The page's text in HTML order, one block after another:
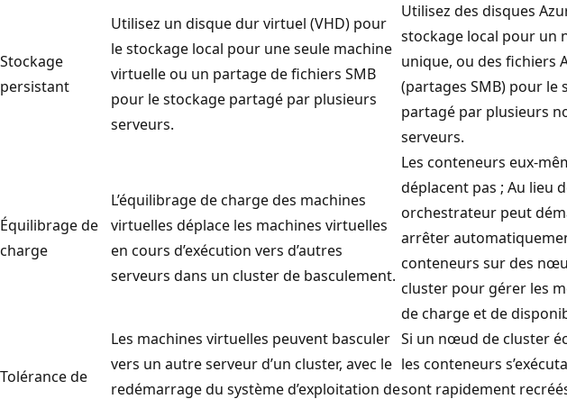
Stockage
persistant
Utilisez un disque dur virtuel (VHD) pour
le stockage local pour une seule machine
virtuelle ou un partage de fichiers SMB
pour le stockage partagé par plusieurs
serveurs.
Utilisez des disques
stockage local pour un
unique, ou des fichiers
(partages SMB) pour le
partagé par plusieurs
serveurs.
Équilibrage de
charge
L’équilibrage de charge des machines
virtuelles déplace les machines virtuelles
en cours d’exécution vers d’autres
serveurs dans un cluster de basculement.
Les conteneurs eux-
déplacent pas ; Au lieu
orchestrateur peut
arrêter
conteneurs sur des
cluster pour gérer les
de charge et de
Tolérance de
Les machines virtuelles peuvent basculer
vers un autre serveur d’un cluster, avec le
redémarrage du système d’exploitation de
Si un nœud de cluster
les conteneurs
sont rapidement